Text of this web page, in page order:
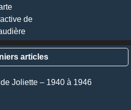
articles
Joliette – 1940 à 1946